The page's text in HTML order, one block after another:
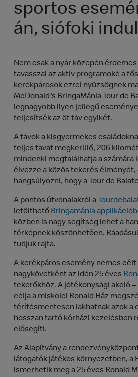
sportos
án, siófoki
Nem csak a nyár közepén
tavasszal az aktív programoké a
kerékpárosok ezrei nyüzsögnek
McDonald's BringaMánia Tour de
legnagyobb ilyen jellegű
teljesítsék az öt táv egyikét.
A távok a kisgyermekes
teljes tavat megkerülő, 206
mindenki megtalálhatja a számára
élvezze a közös tekerés
hangsúlyozni, hogy a Tour de
A pontos útvonalakról a
letölthető Bringamánia
közben is nagy segítség lehet a
térképnek köszönhetően.
tudjuk rajta.
A kerékpáros esemény nemes
nagykövetként az idén 25 éves
tekerőkhöz. A jótékonysági akció
célja a miskolci Ronald Ház
térítésmentesen lakhatnak azok a
hosszan tartó kórházi kezelésben
elősegíti.
Az Alapítvány a
látogatók játékos környezetben, a
ismerhetik meg a 25 éves Ronald